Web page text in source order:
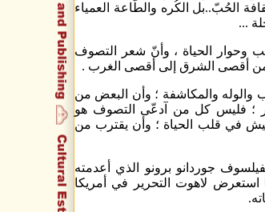
الحُبّ..بل الكُره والطَّاعة العمياء
...
وحوار الحياة ، وأنّ شعر التصوف
من أقصى الشرق إلى أقصى الغرب .
والمكاشفة ؛ وأن البعض من
؛ فليس كل من آدعّى التصوف هو
في قلب الحياة ؛ وأن يقترب من
جوردانو برونو الذي أعدمته
استعرض لاهوت التحرير في أمريكا